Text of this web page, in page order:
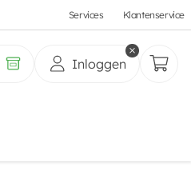
Services Klantenservice
Inloggen